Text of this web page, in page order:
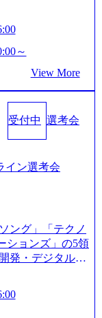
組織体制をとっ
達できる 独立資
い https://storag
00318d5c0dff_120
資料 (https://spea
jie-zi-liao-zhong-tu-
ビス」「カルチャ
げています！ (htt
務」を受託 (http
レバレ
」リリー
ンバー紹介！〜
！〜 営業職種編
定した事業を展
～
View More
受付中 選考会
イン選考会
ング」「テクノ
ションズ」の5領
発・デジタル・
スの提供まで一
る あらゆる産業